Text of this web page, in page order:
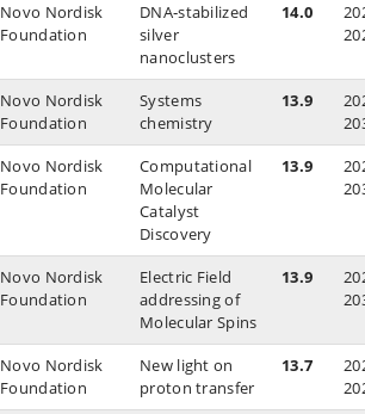
Novo Nordisk
Foundation
DNA‑stabilized
silver
nanoclusters
14.0
Novo Nordisk
Foundation
Systems
chemistry
13.9
Novo Nordisk
Foundation
Computational
Molecular
Catalyst
Discovery
13.9
Novo Nordisk
Foundation
Electric Field
addressing of
Molecular Spins
13.9
Novo Nordisk
Foundation
New light on
proton transfer
13.7